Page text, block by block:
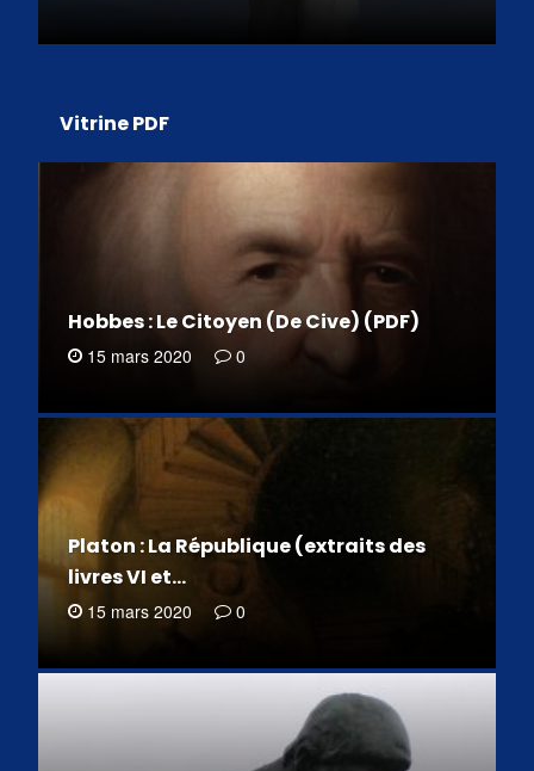
Vitrine PDF
Hobbes : Le Citoyen (De Cive) (PDF)
15 mars 2020 0
Platon : La République (extraits des
livres VI et…
15 mars 2020 0